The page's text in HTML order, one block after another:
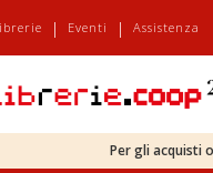
| Eventi | Assistenza
Per gli acquisti